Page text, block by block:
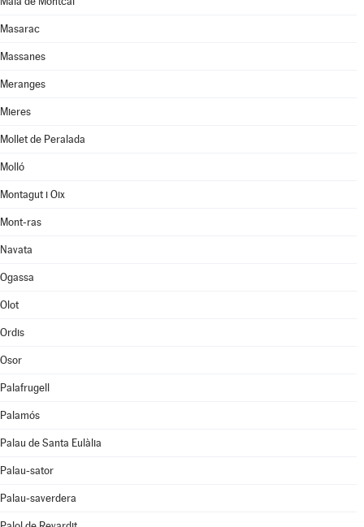
Masarac
Massanes
Meranges
Mieres
Mollet de Peralada
Molló
Montagut i Oix
Mont-ras
Navata
Ogassa
Olot
Ordis
Osor
Palafrugell
Palamós
Palau de Santa Eulàlia
Palau-sator
Palau-saverdera